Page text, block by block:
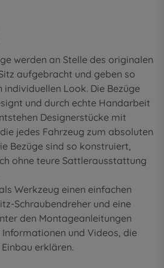
werden an Stelle des originalen
aufgebracht und geben so
Look. Die Bezüge
und durch echte Handarbeit
Designerstücke mit
jedes Fahrzeug zum absoluten
Bezüge sind so konstruiert,
ohne teure Sattlerausstattung
Werkzeug einen einfachen
Schraubendreher und eine
den Montageanleitungen
und Videos, die
erklären.